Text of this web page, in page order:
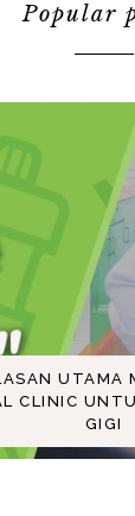
Popular
UTAMA
CLINIC
GIGI